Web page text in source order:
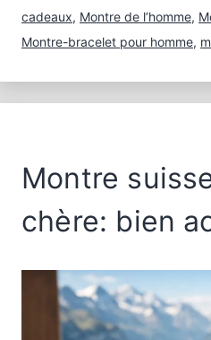
cadeaux, Montre de l’homme,
Montre-bracelet pour homme,
Montre
chère: bien